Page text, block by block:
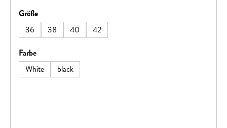
schnelltrocknende High-Stretch-Material bietet eine
sportliche Passform und hohen Komfort. Eine verlängerte
Rückenpartie, Flachnähte sowie das dünne, weiche Material
machen das Shirt zur idealen Basisschicht für Radfahren
und andere Outdoor-Aktivitäten.
Größeauswählen
36
38 40
42
Farbeauswählen
White
black